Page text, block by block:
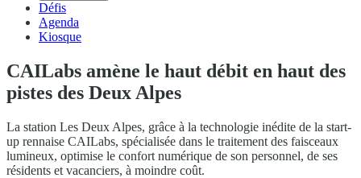
Défis
Agenda
Kiosque
CAILabs amène le haut débit en haut des
pistes des Deux Alpes
La station Les Deux Alpes, grâce à la technologie inédite de la start-
up rennaise CAILabs, spécialisée dans le traitement des faisceaux
lumineux, optimise le confort numérique de son personnel, de ses
résidents et vacanciers, à moindre coût.